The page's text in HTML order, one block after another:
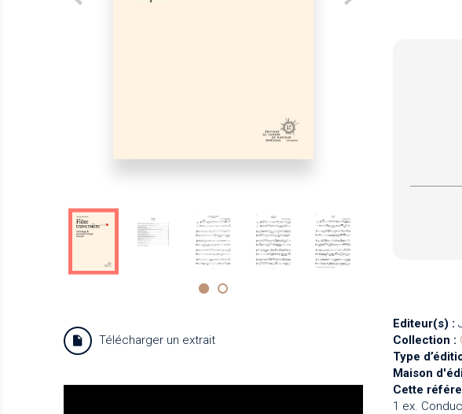
Télécharger un extrait
Editeur(s) :
Collection :
Type
Maison
Cette
1 ex.